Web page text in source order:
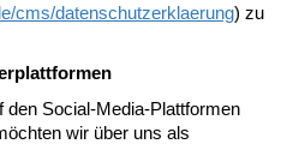
cms/datenschutzerklaerung) zu
den Social-Media-Plattformen
wir über uns als